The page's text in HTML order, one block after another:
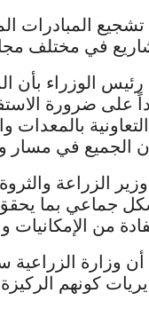
المبادرات
في مختلف
رئيس الوزراء بأن
على ضرورة
الجميع في مسار
الزراعة
جماعي بما يحقق
من الإمكانيات
أن وزارة
كونهم